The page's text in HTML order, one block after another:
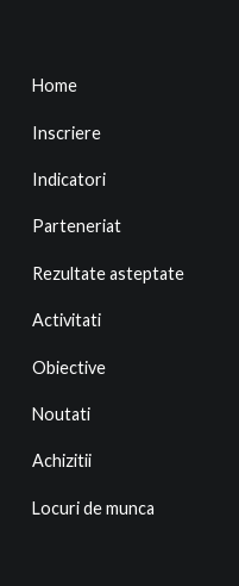
Home
Inscriere
Indicatori
Parteneriat
Rezultate asteptate
Activitati
Obiective
Noutati
Achizitii
Locuri de munca